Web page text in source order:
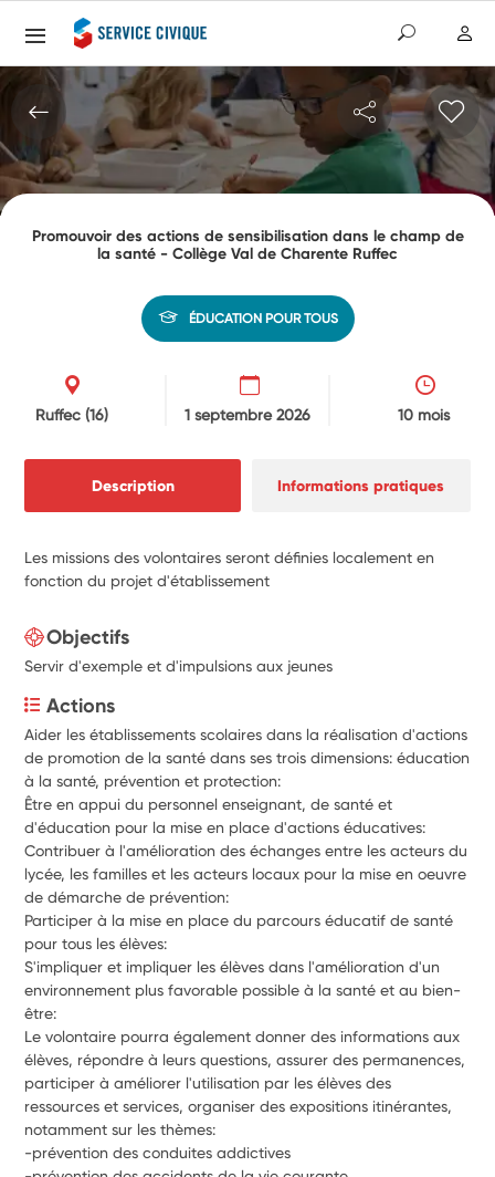
Promouvoir des actions de sensibilisation dans le champ de
la santé - Collège Val de Charente Ruffec
ÉDUCATION POUR TOUS
Ruffec (16) 1 septembre 2026 10 mois
Description Informations pratiques
Les missions des volontaires seront définies localement en
fonction du projet d'établissement
Objectifs
Servir d'exemple et d'impulsions aux jeunes
Actions
Aider les établissements scolaires dans la réalisation d'actions
de promotion de la santé dans ses trois dimensions: éducation
à la santé, prévention et protection:
Être en appui du personnel enseignant, de santé et
d'éducation pour la mise en place d'actions éducatives:
Contribuer à l'amélioration des échanges entre les acteurs du
lycée, les familles et les acteurs locaux pour la mise en oeuvre
de démarche de prévention:
Participer à la mise en place du parcours éducatif de santé
pour tous les élèves:
S'impliquer et impliquer les élèves dans l'amélioration d'un
environnement plus favorable possible à la santé et au bien-
être:
Le volontaire pourra également donner des informations aux
élèves, répondre à leurs questions, assurer des permanences,
participer à améliorer l'utilisation par les élèves des
ressources et services, organiser des expositions itinérantes,
notamment sur les thèmes:
-prévention des conduites addictives